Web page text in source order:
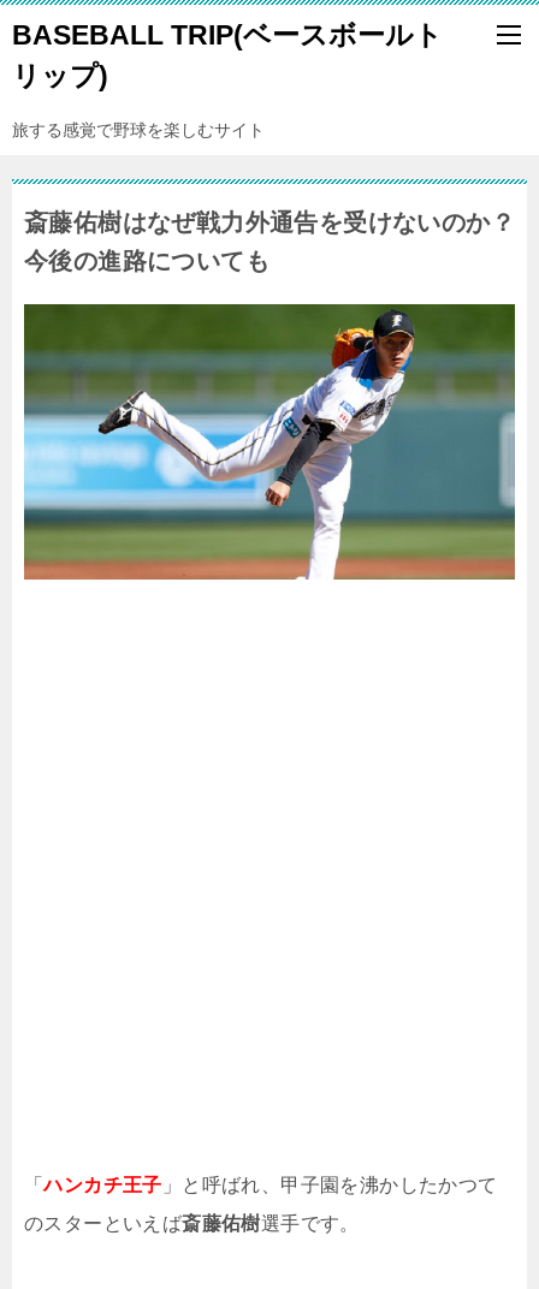
BASEBALL TRIP(ベースボールト
リップ)
旅する感覚で野球を楽しむサイト
斎藤佑樹はなぜ戦力外通告を受けないのか？
今後の進路についても
「ハンカチ王子 」と呼ばれ、甲子園を沸かしたかつて
のスターといえば斎藤佑樹選手です。